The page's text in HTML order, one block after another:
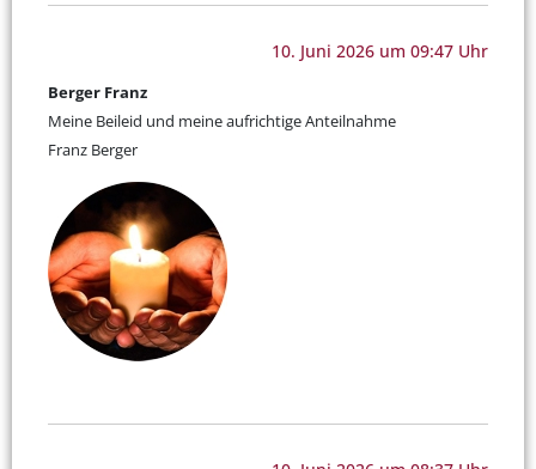
10. Juni 2026 um 09:47 Uhr
Berger Franz
Meine Beileid und meine aufrichtige Anteilnahme
Franz Berger